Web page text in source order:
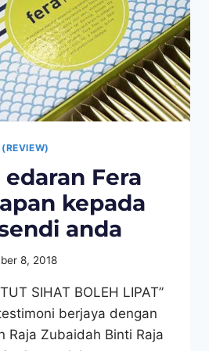
edaran Fera
kepada
anda
8, 2018
SIHAT BOLEH LIPAT”
berjaya dengan
Raja Zubaidah Binti Raja